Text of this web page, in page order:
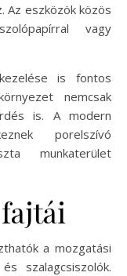
Az eszközök közös
vagy
is fontos
nemcsak
is. A modern
porelszívó
munkaterület
a mozgatási
szalagcsiszolók.